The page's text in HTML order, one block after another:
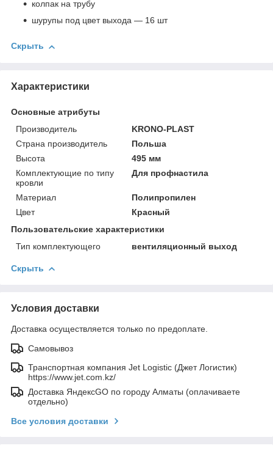
колпак на трубу
шурупы под цвет выхода — 16 шт
Скрыть
Характеристики
Основные атрибуты
Производитель
KRONO-PLAST
Страна производитель
Польша
Высота
495 мм
Комплектующие по типу
кровли
Для профнастила
Материал
Полипропилен
Цвет
Красный
Пользовательские характеристики
Тип комплектующего
вентиляционный выход
Скрыть
Условия доставки
Доставка осуществляется только по предоплате.
Самовывоз
Транспортная компания Jet Logistic (Джет Логистик)
https://www.jet.com.kz/
Доставка ЯндексGO по городу Алматы (оплачиваете
отдельно)
Все условия доставки